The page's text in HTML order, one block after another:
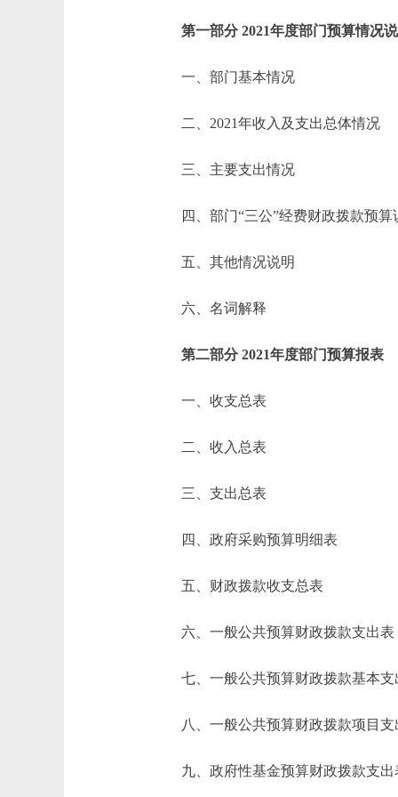
第一部分 2021年度部门预算情况
一、部门基本情况
二、2021年收入及支出总体情况
三、主要支出情况
四、部门“三公”经费财政拨款预算
五、其他情况说明
六、名词解释
第二部分 2021年度部门预算报表
一、收支总表
二、收入总表
三、支出总表
四、政府采购预算明细表
五、财政拨款收支总表
六、一般公共预算财政拨款支出表
七、一般公共预算财政拨款基本支
八、一般公共预算财政拨款项目支
九、政府性基金预算财政拨款支出